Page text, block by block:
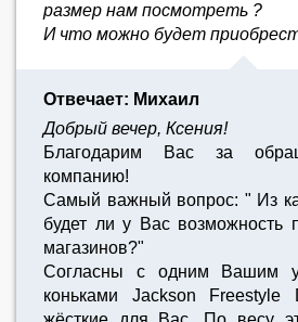
размер нам посмотреть ?
И что можно будет
Отвечает: Михаил
Добрый вечер, Ксения!
Благодарим Вас за
компанию!
Самый важный вопрос: " Из
будет ли у Вас возможность
магазинов?"
Согласны с одним Вашим
коньками Jackson Freestyle